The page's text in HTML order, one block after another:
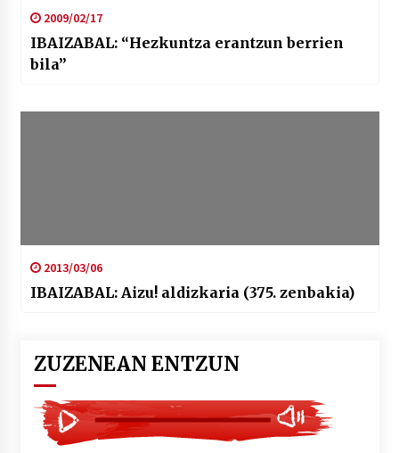
2009/02/17
IBAIZABAL: “Hezkuntza erantzun berrien
bila”
2013/03/06
IBAIZABAL: Aizu! aldizkaria (375. zenbakia)
ZUZENEAN ENTZUN